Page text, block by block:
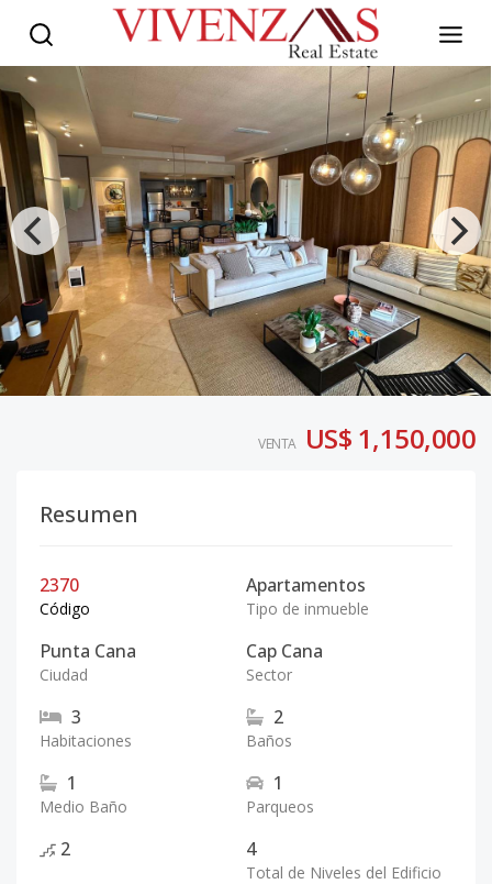
VENTA US$ 1,150,000
Resumen
2370
Código
Apartamentos
Tipo de inmueble
Punta Cana
Ciudad
Cap Cana
Sector
3
Habitaciones
2
Baños
1
Medio Baño
1
Parqueos
2 4
Total de Niveles del Edificio